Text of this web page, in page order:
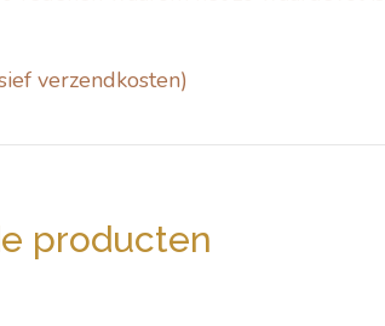
verzendkosten)
producten